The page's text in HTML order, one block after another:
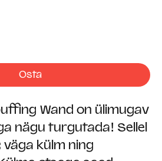
Osta
Wand on ülimugav
nägu turgutada! Sellel
külm ning